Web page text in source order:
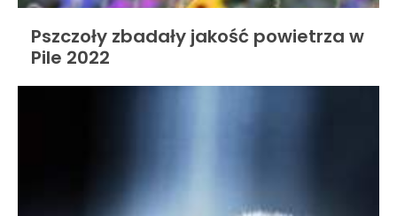
Pszczoły zbadały jakość powietrza w
Pile 2022